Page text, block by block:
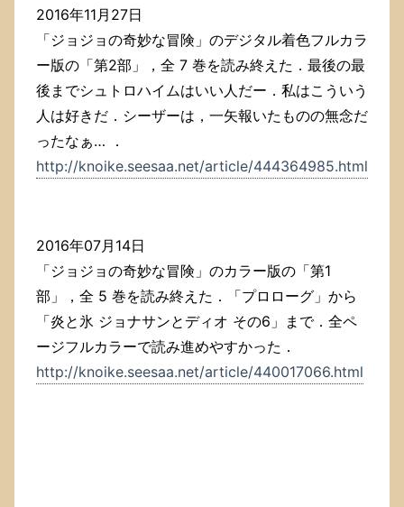
2016年11月27日
「ジョジョの奇妙な冒険」のデジタル着色フルカラ
ー版の「第2部」，全 7 巻を読み終えた．最後の最
後までシュトロハイムはいい人だー．私はこういう
人は好きだ．シーザーは，一矢報いたものの無念だ
ったなぁ… ．
http://knoike.seesaa.net/article/444364985.html
2016年07月14日
「ジョジョの奇妙な冒険」のカラー版の「第1
部」，全 5 巻を読み終えた．「プロローグ」から
「炎と氷 ジョナサンとディオ その6」まで．全ペ
ージフルカラーで読み進めやすかった．
http://knoike.seesaa.net/article/440017066.html